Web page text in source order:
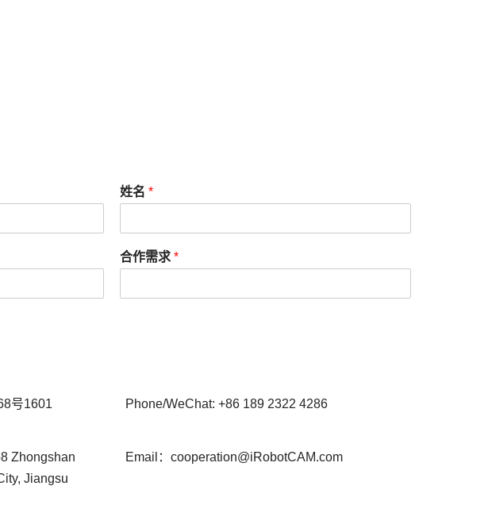
姓名*
合作需求*
号1601
Zhongshan
Jiangsu
Phone/WeChat: +86 189 2322 4286
Email：cooperation@iRobotCAM.com